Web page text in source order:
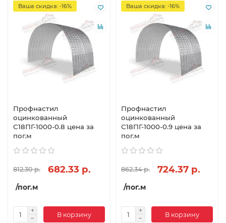
Ваша скидка: -16%
Профнастил
оцинкованный
С18ПГ-1000-0.8 цена за
пог.м
812.30 р. 682.33 р.
/пог.м
В корзину
Ваша скидка: -16%
Профнастил
оцинкованный
С18ПГ-1000-0.9 цена за
пог.м
862.34 р. 724.37 р.
/пог.м
В корзину